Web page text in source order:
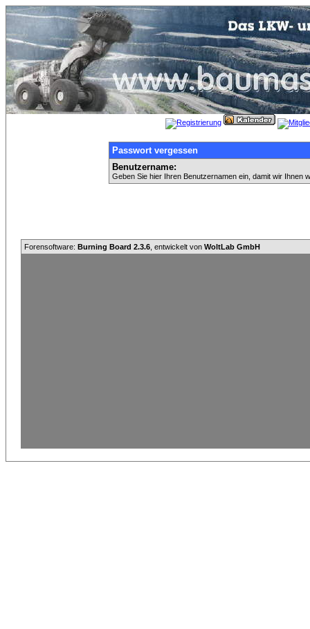
Passwort vergessen
Benutzername:
Geben Sie hier Ihren Benutzernamen ein, damit wir Ihnen
Forensoftware: Burning Board 2.3.6 , entwickelt von WoltLab GmbH